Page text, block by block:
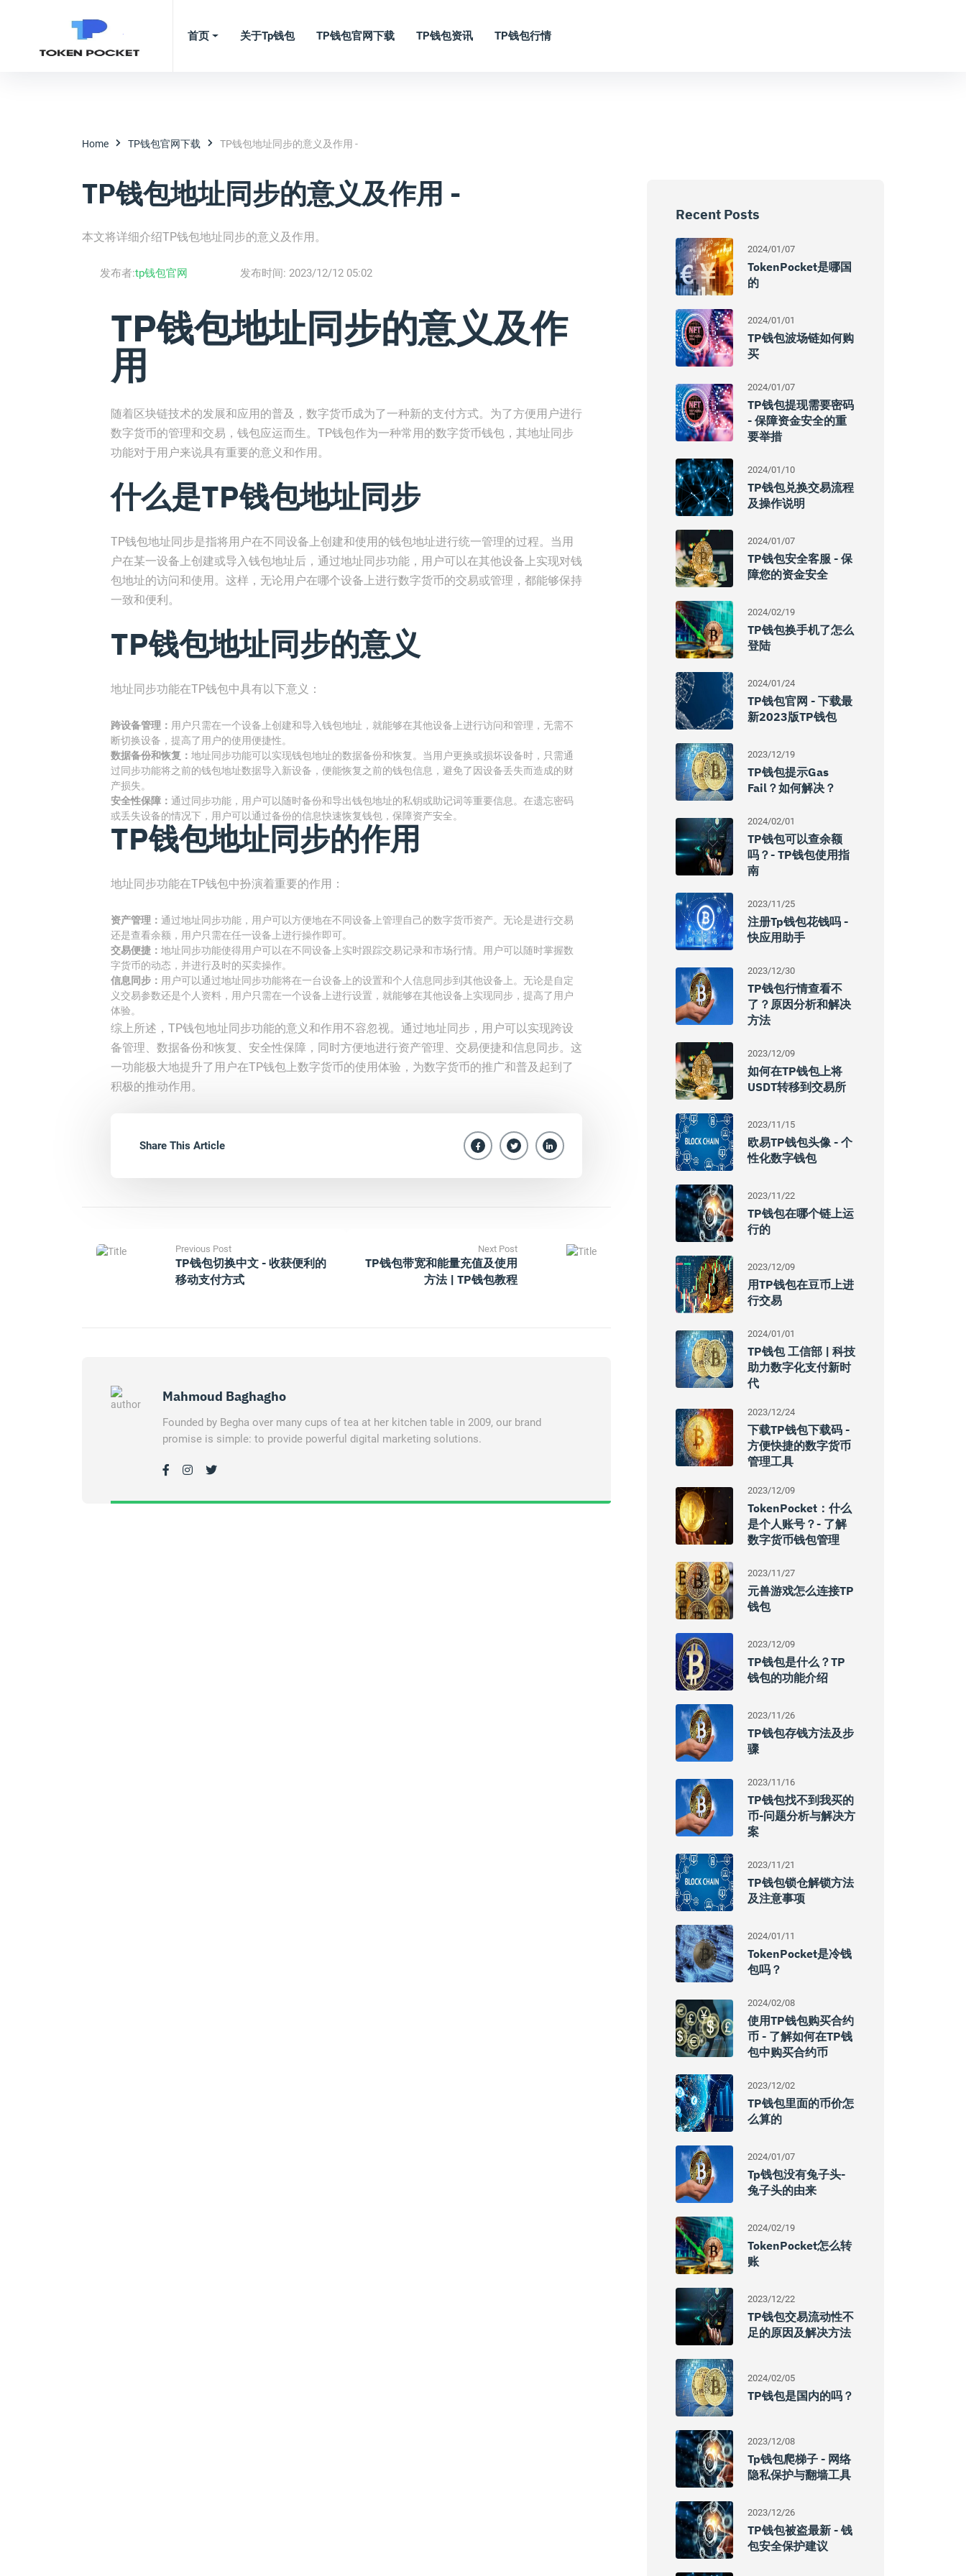
首页 关于tp钱包 TP钱包官网下载 TP钱包资讯 TP钱包行情
Home TP钱包官网下载 TP钱包地址同步的意义及作用 -
TP钱包地址同步的意义及作用 -
本文将详细介绍TP钱包地址同步的意义及作用。
发布者:tp钱包官网 发布时间: 2023/12/12 05:02
TP钱包地址同步的意义及作
用
随着区块链技术的发展和应用的普及，数字货币成为了一种新的支付方式。为了方便用户进行
数字货币的管理和交易，钱包应运而生。TP钱包作为一种常用的数字货币钱包，其地址同步
功能对于用户来说具有重要的意义和作用。
什么是TP钱包地址同步
TP钱包地址同步是指将用户在不同设备上创建和使用的钱包地址进行统一管理的过程。当用
户在某一设备上创建或导入钱包地址后，通过地址同步功能，用户可以在其他设备上实现对钱
包地址的访问和使用。这样，无论用户在哪个设备上进行数字货币的交易或管理，都能够保持
一致和便利。
TP钱包地址同步的意义
地址同步功能在TP钱包中具有以下意义：
跨设备管理： 用户只需在一个设备上创建和导入钱包地址，就能够在其他设备上进行访问和管理，无需不
断切换设备，提高了用户的使用便捷性。
数据备份和恢复： 地址同步功能可以实现钱包地址的数据备份和恢复。当用户更换或损坏设备时，只需通
过同步功能将之前的钱包地址数据导入新设备，便能恢复之前的钱包信息，避免了因设备丢失而造成的财
产损失。
安全性保障： 通过同步功能，用户可以随时备份和导出钱包地址的私钥或助记词等重要信息。在遗忘密码
或丢失设备的情况下，用户可以通过备份的信息快速恢复钱包，保障资产安全。
TP钱包地址同步的作用
地址同步功能在TP钱包中扮演着重要的作用：
资产管理： 通过地址同步功能，用户可以方便地在不同设备上管理自己的数字货币资产。无论是进行交易
还是查看余额，用户只需在任一设备上进行操作即可。
交易便捷： 地址同步功能使得用户可以在不同设备上实时跟踪交易记录和市场行情。用户可以随时掌握数
字货币的动态，并进行及时的买卖操作。
信息同步： 用户可以通过地址同步功能将在一台设备上的设置和个人信息同步到其他设备上。无论是自定
义交易参数还是个人资料，用户只需在一个设备上进行设置，就能够在其他设备上实现同步，提高了用户
体验。
综上所述，TP钱包地址同步功能的意义和作用不容忽视。通过地址同步，用户可以实现跨设
备管理、数据备份和恢复、安全性保障，同时方便地进行资产管理、交易便捷和信息同步。这
一功能极大地提升了用户在TP钱包上数字货币的使用体验，为数字货币的推广和普及起到了
积极的推动作用。
Share This Article
Previous Post
TP钱包切换中文 - 收获便利的
移动支付方式
Next Post
TP钱包带宽和能量充值及使用
方法 | TP钱包教程
Mahmoud Baghagho
Founded by Begha over many cups of tea at her kitchen table in 2009, our brand
promise is simple: to provide powerful digital marketing solutions.
Recent Posts
2024/01/07
TokenPocket是哪国
的
2024/01/01
TP钱包波场链如何购
买
2024/01/07
TP钱包提现需要密码
- 保障资金安全的重
要举措
2024/01/10
TP钱包兑换交易流程
及操作说明
2024/01/07
TP钱包安全客服 - 保
障您的资金安全
2024/02/19
TP钱包换手机了怎么
登陆
2024/01/24
TP钱包官网 - 下载最
新2023版TP钱包
2023/12/19
TP钱包提示Gas
Fail？如何解决？
2024/02/01
TP钱包可以查余额
吗？- TP钱包使用指
南
2023/11/25
注册tp钱包花钱吗 -
快应用助手
2023/12/30
TP钱包行情查看不
了？原因分析和解决
方法
2023/12/09
如何在TP钱包上将
USDT转移到交易所
2023/11/15
欧易TP钱包头像 - 个
性化数字钱包
2023/11/22
TP钱包在哪个链上运
行的
2023/12/09
用TP钱包在豆币上进
行交易
2024/01/01
TP钱包 工信部 | 科技
助力数字化支付新时
代
2023/12/24
下载TP钱包下载码 -
方便快捷的数字货币
管理工具
2023/12/09
TokenPocket：什么
是个人账号？- 了解
数字货币钱包管理
2023/11/27
元兽游戏怎么连接TP
钱包
2023/12/09
TP钱包是什么？TP
钱包的功能介绍
2023/11/26
TP钱包存钱方法及步
骤
2023/11/16
TP钱包找不到我买的
币-问题分析与解决方
案
2023/11/21
TP钱包锁仓解锁方法
及注意事项
2024/01/11
TokenPocket是冷钱
包吗？
2024/02/08
使用TP钱包购买合约
币 - 了解如何在TP钱
包中购买合约币
2023/12/02
TP钱包里面的币价怎
么算的
2024/01/07
Tp钱包没有兔子头-
兔子头的由来
2024/02/19
TokenPocket怎么转
账
2023/12/22
TP钱包交易流动性不
足的原因及解决方法
2024/02/05
TP钱包是国内的吗？
2023/12/08
Tp钱包爬梯子 - 网络
隐私保护与翻墙工具
2023/12/26
TP钱包被盗最新 - 钱
包安全保护建议